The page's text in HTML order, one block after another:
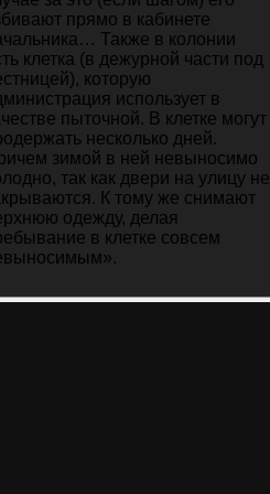
прямо в кабинете
Также в колонии
клетка (в дежурной части под
которую
использует в
пыточной. В клетке могут
несколько дней.
зимой в ней невыносимо
так как двери на улицу не
К тому же снимают
одежду, делая
в клетке совсем